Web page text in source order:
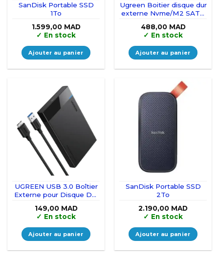
SanDisk Portable SSD
1To
1.599,00 MAD
✓ En stock
Ajouter au panier
Ugreen Boitier disque dur
externe Nvme/M2 SATA
488,00 MAD
✓ En stock
Ajouter au panier
UGREEN USB 3.0 Boîtier
Externe pour Disque Dur
HDD SSD(30848)
149,00 MAD
✓ En stock
Ajouter au panier
SanDisk Portable SSD
2To
2.190,00 MAD
✓ En stock
Ajouter au panier